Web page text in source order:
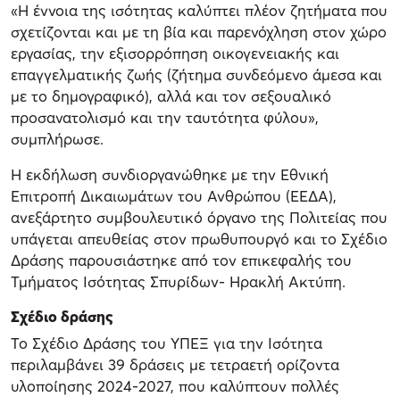
«Η έννοια της ισότητας καλύπτει πλέον ζητήματα που
σχετίζονται και με τη βία και παρενόχληση στον χώρο
εργασίας, την εξισορρόπηση οικογενειακής και
επαγγελματικής ζωής (ζήτημα συνδεόμενο άμεσα και
με το δημογραφικό), αλλά και τον σεξουαλικό
προσανατολισμό και την ταυτότητα φύλου»,
συμπλήρωσε.
Η εκδήλωση συνδιοργανώθηκε με την Εθνική
Επιτροπή Δικαιωμάτων του Ανθρώπου (ΕΕΔΑ),
ανεξάρτητο συμβουλευτικό όργανο της Πολιτείας που
υπάγεται απευθείας στον πρωθυπουργό και το Σχέδιο
Δράσης παρουσιάστηκε από τον επικεφαλής του
Τμήματος Ισότητας Σπυρίδων- Ηρακλή Ακτύπη.
Σχέδιο δράσης
Το Σχέδιο Δράσης του ΥΠΕΞ για την Ισότητα
περιλαμβάνει 39 δράσεις με τετραετή ορίζοντα
υλοποίησης 2024-2027, που καλύπτουν πολλές